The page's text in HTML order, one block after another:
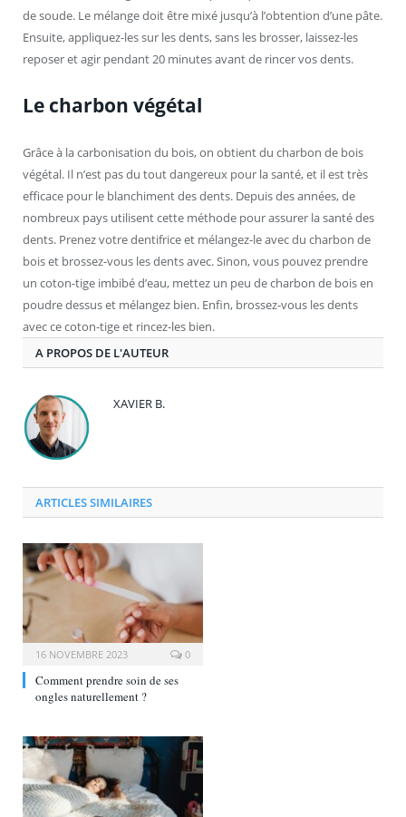
de soude. Le mélange doit être mixé jusqu’à l’obtention d’une pâte.
Ensuite, appliquez-les sur les dents, sans les brosser, laissez-les
reposer et agir pendant 20 minutes avant de rincer vos dents.
Le charbon végétal
Grâce à la carbonisation du bois, on obtient du charbon de bois
végétal. Il n’est pas du tout dangereux pour la santé, et il est très
efficace pour le blanchiment des dents. Depuis des années, de
nombreux pays utilisent cette méthode pour assurer la santé des
dents. Prenez votre dentifrice et mélangez-le avec du charbon de
bois et brossez-vous les dents avec. Sinon, vous pouvez prendre
un coton-tige imbibé d’eau, mettez un peu de charbon de bois en
poudre dessus et mélangez bien. Enfin, brossez-vous les dents
avec ce coton-tige et rincez-les bien.
A PROPOS DE L'AUTEUR
XAVIER B.
ARTICLES SIMILAIRES
16 NOVEMBRE 2023 0
Comment prendre soin de ses
ongles naturellement ?